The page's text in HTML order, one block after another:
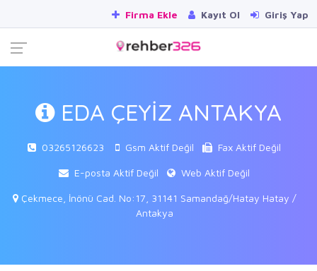
Firma Ekle Kayıt Ol Giriş Yap
EDA ÇEYİZ ANTAKYA
03265126623 Gsm Aktif Değil Fax Aktif Değil
E-posta Aktif Değil Web Aktif Değil
Çekmece, İnönü Cad. No:17, 31141 Samandağ/Hatay Hatay /
Antakya